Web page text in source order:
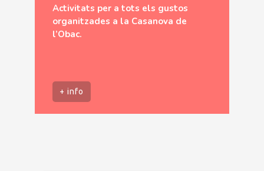
Activitats per a tots els gustos
organitzades a la Casanova de
l’Obac.
+ info